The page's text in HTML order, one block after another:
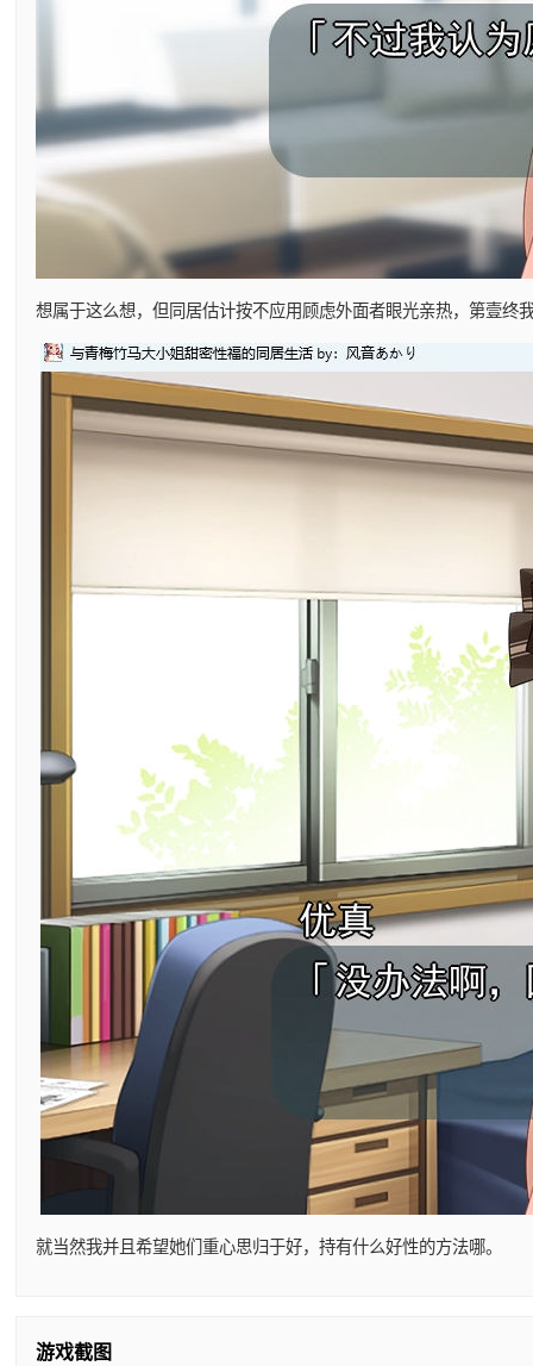
想属于这么想，但同居估计按不应用顾虑外面者眼光亲热，第壹终
就当然我并且希望她们重心思归于好，持有什么好性的方法哪。
游戏截图